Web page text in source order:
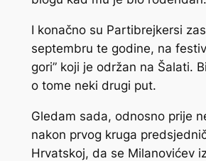
I konačno su Partibrejkersi
septembru te godine, na
gori” koji je održan na Šalati.
o tome neki drugi put.
Gledam sada, odnosno prije
nakon prvog kruga
Hrvatskoj, da se Milanovićev